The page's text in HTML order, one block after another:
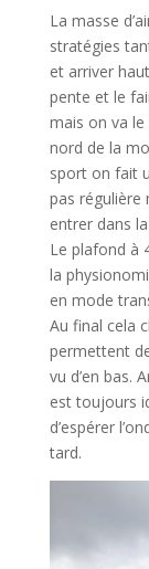
La masse
stratégies
et arriver
pente et le
mais on va le
nord de la
sport on fait
pas régulière
entrer dans
Le plafond à
la
en mode
Au final cela
permettent
vu d’en bas.
est toujours
d’espérer
tard.